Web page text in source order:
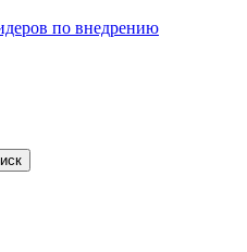
по внедрению